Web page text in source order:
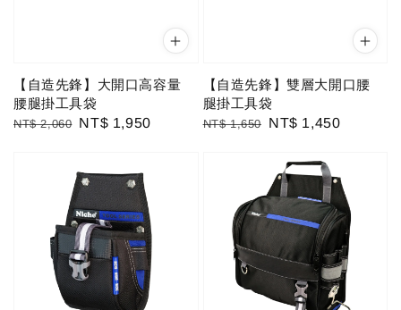
【自造先鋒】大開口高容量
腰腿掛工具袋
Regular
NT$ 2,060 Sale
NT$ 1,950
【自造先鋒】雙層大開口腰
腿掛工具袋
Regular
NT$ 1,650
Sale
NT$ 1,450